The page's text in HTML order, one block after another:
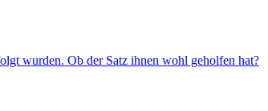
wurden. Ob der Satz ihnen wohl geholfen hat?